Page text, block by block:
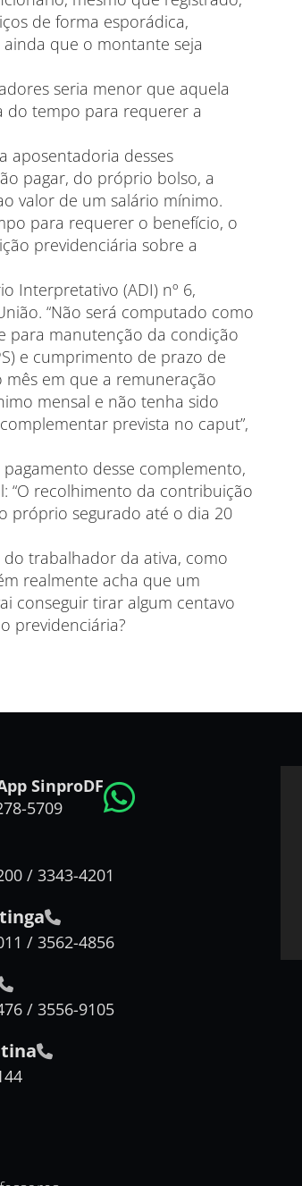
de forma esporádica,
que o montante seja
seria menor que aquela
do tempo para requerer a
aposentadoria desses
pagar, do próprio bolso, a
valor de um salário mínimo.
para requerer o benefício, o
previdenciária sobre a
Interpretativo (ADI) nº 6,
“Não será computado como
para manutenção da condição
e cumprimento de prazo de
mês em que a remuneração
mensal e não tenha sido
prevista no caput”,
desse complemento,
“O recolhimento da contribuição
próprio segurado até o dia 20
trabalhador da ativa, como
realmente acha que um
conseguir tirar algum centavo
previdenciária?
SinproDF
5709
/ 3343-4201
/ 3562-4856
/ 3556-9105